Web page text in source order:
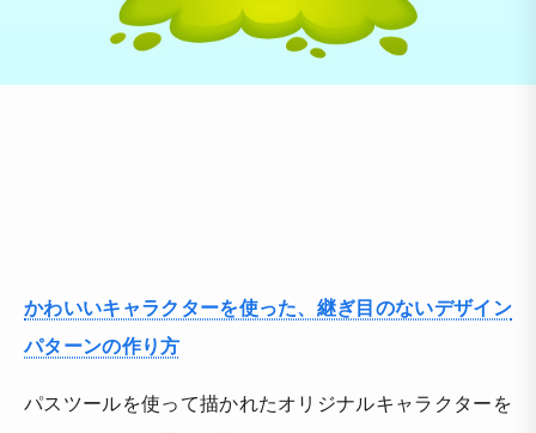
かわいいキャラクターを使った、継ぎ目のないデザイン
パターンの作り方
パスツールを使って描かれたオリジナルキャラクターを